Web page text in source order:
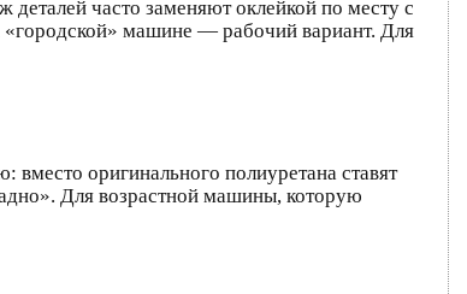
часто заменяют оклейкой по месту с
машине — рабочий вариант. Для
оригинального полиуретана ставят
Для возрастной машины, которую